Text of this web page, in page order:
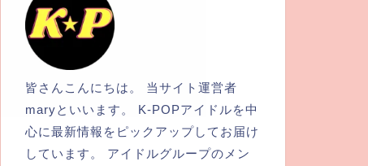
皆さんこんにちは。 当サイト運営者
maryといいます。 K-POPアイドルを中
心に最新情報をピックアップしてお届け
しています。 アイドルグループのメン